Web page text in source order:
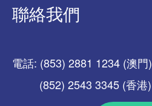
聯絡我們
電話: (853) 2881 1234 (澳門)
(852) 2543 3345 (香港)